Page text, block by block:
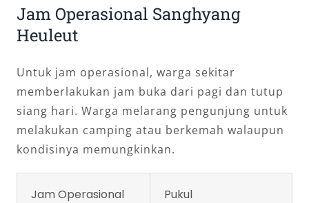
Jam Operasional Sanghyang
Heuleut
Untuk jam operasional, warga sekitar
memberlakukan jam buka dari pagi dan tutup
siang hari. Warga melarang pengunjung untuk
melakukan camping atau berkemah walaupun
kondisinya memungkinkan.
Jam Operasional Pukul